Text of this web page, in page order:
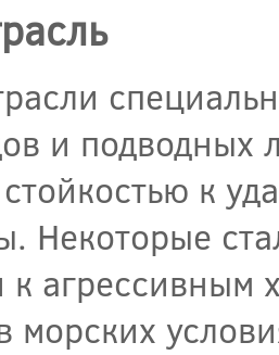
и
к
Некоторые
к агрессивным
морских